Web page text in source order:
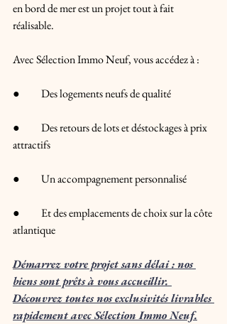
en bord de mer est un projet tout à fait
réalisable.
Avec Sélection Immo Neuf, vous accédez à :
●	Des logements neufs de qualité
●	Des retours de lots et déstockages à prix
attractifs
●	Un accompagnement personnalisé
●	Et des emplacements de choix sur la côte
atlantique
Démarrez votre projet sans délai : nos
biens sont prêts à vous accueillir.
Découvrez toutes nos exclusivités livrables
rapidement avec Sélection Immo Neuf.